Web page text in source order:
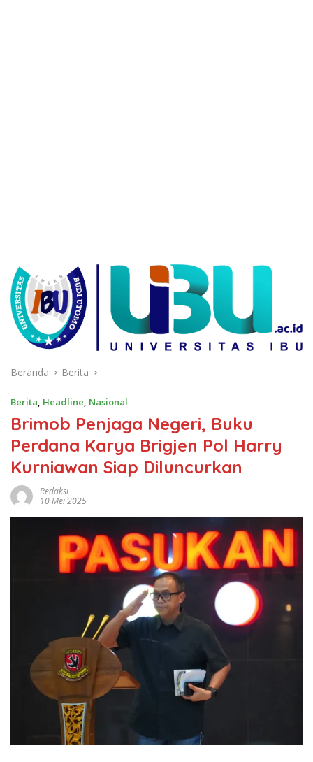
Beranda Berita
Berita, Headline, Nasional
Brimob Penjaga Negeri, Buku
Perdana Karya Brigjen Pol Harry
Kurniawan Siap Diluncurkan
Redaksi
10 Mei 2025